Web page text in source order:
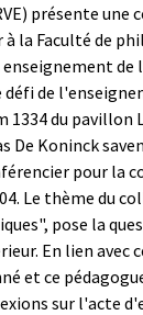
présente une
la Faculté de
enseignement
défi de
1334 du pavillon
De Koninck
pour la
Le thème du
pose la
En lien avec
et ce
sur l'acte